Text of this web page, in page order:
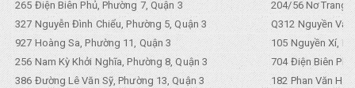
265 Điện Biên Phủ, Phường 7, Quận 3
204/56 Nơ Trang
327 Nguyễn Đình Chiểu, Phường 5, Quận 3
Q312 Nguyền
927 Hoàng Sa, Phường 11, Quận 3
105 Nguyền Xí,
256 Nam Kỳ Khởi Nghĩa, Phường 8, Quận 3
704 Điện Biên
386 Đường Lê Văn Sỹ, Phường 13, Quận 3
182 Phan Văn